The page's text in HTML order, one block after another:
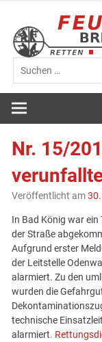
springen
Nr. 15/
Veröffentlicht am
In Bad König war
der Straße
Aufgrund erster
der Leitstelle
alarmiert. Zu den
wurden die
technische
alarmiert.